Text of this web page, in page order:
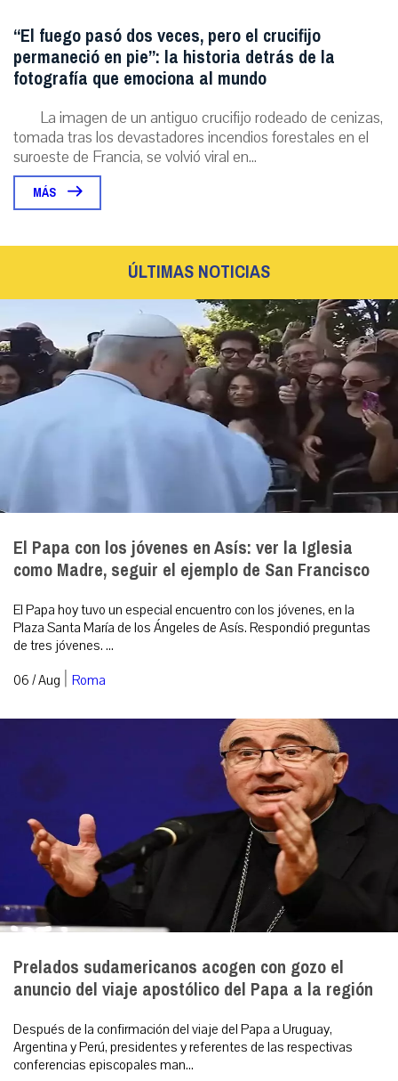
“El fuego pasó dos veces, pero el crucifijo
permaneció en pie”: la historia detrás de la
fotografía que emociona al mundo
La imagen de un antiguo crucifijo rodeado de cenizas,
tomada tras los devastadores incendios forestales en el
suroeste de Francia, se volvió viral en...
MÁS
ÚLTIMAS NOTICIAS
El Papa con los jóvenes en Asís: ver la Iglesia
como Madre, seguir el ejemplo de San Francisco
El Papa hoy tuvo un especial encuentro con los jóvenes, en la
Plaza Santa María de los Ángeles de Asís. Respondió preguntas
de tres jóvenes. ...
06 / Aug | Roma
Prelados sudamericanos acogen con gozo el
anuncio del viaje apostólico del Papa a la región
Después de la confirmación del viaje del Papa a Uruguay,
Argentina y Perú, presidentes y referentes de las respectivas
conferencias episcopales man...